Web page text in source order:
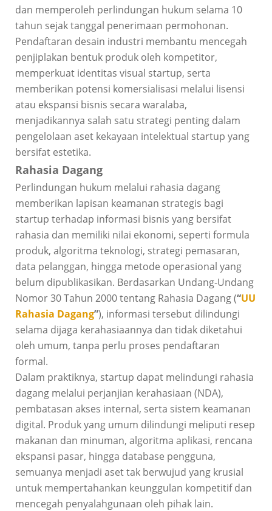
dan memperoleh perlindungan hukum selama 10
tahun sejak tanggal penerimaan permohonan.
Pendaftaran desain industri membantu mencegah
penjiplakan bentuk produk oleh kompetitor,
memperkuat identitas visual startup, serta
memberikan potensi komersialisasi melalui lisensi
atau ekspansi bisnis secara waralaba,
menjadikannya salah satu strategi penting dalam
pengelolaan aset kekayaan intelektual startup yang
bersifat estetika.
Rahasia Dagang
Perlindungan hukum melalui rahasia dagang
memberikan lapisan keamanan strategis bagi
startup terhadap informasi bisnis yang bersifat
rahasia dan memiliki nilai ekonomi, seperti formula
produk, algoritma teknologi, strategi pemasaran,
data pelanggan, hingga metode operasional yang
belum dipublikasikan. Berdasarkan Undang-Undang
Nomor 30 Tahun 2000 tentang Rahasia Dagang (“UU
Rahasia Dagang”), informasi tersebut dilindungi
selama dijaga kerahasiaannya dan tidak diketahui
oleh umum, tanpa perlu proses pendaftaran
formal.
Dalam praktiknya, startup dapat melindungi rahasia
dagang melalui perjanjian kerahasiaan (NDA),
pembatasan akses internal, serta sistem keamanan
digital. Produk yang umum dilindungi meliputi resep
makanan dan minuman, algoritma aplikasi, rencana
ekspansi pasar, hingga database pengguna,
semuanya menjadi aset tak berwujud yang krusial
untuk mempertahankan keunggulan kompetitif dan
mencegah penyalahgunaan oleh pihak lain.